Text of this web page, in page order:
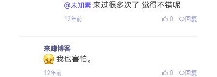
@未知素 来过很多次了 觉得不错呢
12年前 0 回复
来赚博客
我也害怕。
12年前 0 回复